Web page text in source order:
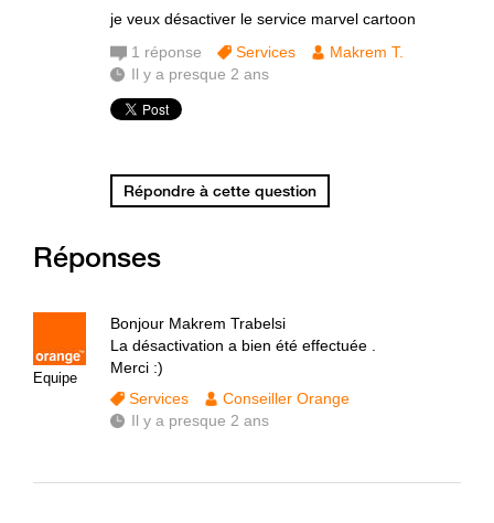
je veux désactiver le service marvel cartoon
1 réponse Services
Makrem T.
Il y a presque 2 ans
Répondre à cette question
Réponses
Equipe
Bonjour Makrem Trabelsi
La désactivation a bien été effectuée .
Merci :)
Services
Conseiller Orange
Il y a presque 2 ans